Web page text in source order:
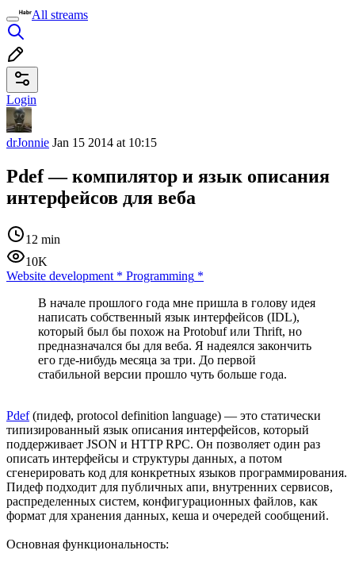
All streams
Login
drJonnie Jan 15 2014 at 10:15
Pdef — компилятор и язык описания
интерфейсов для веба
12 min
10K
Website development * Programming *
В начале прошлого года мне пришла в голову идея
написать собственный язык интерфейсов (IDL),
который был бы похож на Protobuf или Thrift, но
предназначался бы для веба. Я надеялся закончить
его где-нибудь месяца за три. До первой
стабильной версии прошло чуть больше года.
Pdef(пидеф, protocol definition language) — это статически
типизированный язык описания интерфейсов, который
поддерживает JSON и HTTP RPC. Он позволяет один раз
описать интерфейсы и структуры данных, а потом
сгенерировать код для конкретных языков программирования.
Пидеф подходит для публичных апи, внутренних сервисов,
распределенных систем, конфигурационных файлов, как
формат для хранения данных, кеша и очередей сообщений.
Основная функциональность: